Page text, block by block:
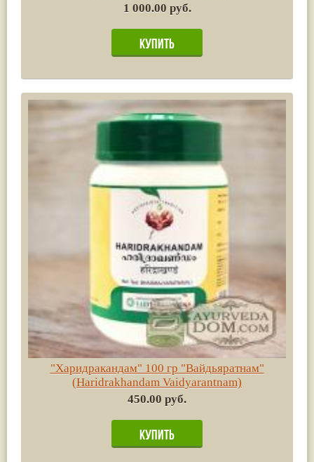
1 000.00 руб.
"Харидракандам" 100 гр "Вайдьяратнам"
(Haridrakhandam Vaidyarantnam)
450.00 руб.